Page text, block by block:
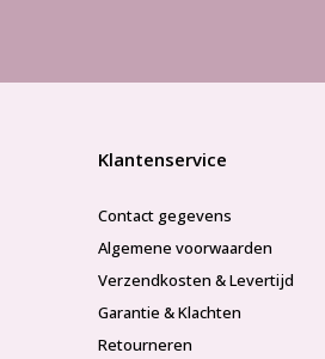
Klantenservice
Contact gegevens
Algemene voorwaarden
Verzendkosten & Levertijd
Garantie & Klachten
Retourneren